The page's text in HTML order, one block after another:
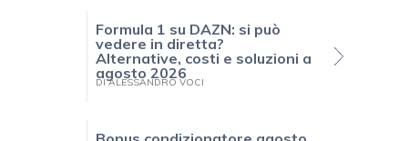
Formula 1 su DAZN: si può
vedere in diretta?
Alternative, costi e soluzioni a
agosto 2026
DI ALESSANDRO VOCI